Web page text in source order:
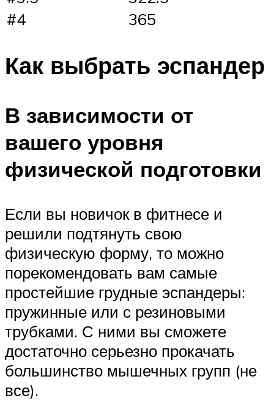
#4
365
Как выбрать эспандер
В зависимости от
вашего уровня
физической подготовки
Если вы новичок в фитнесе и
решили подтянуть свою
физическую форму, то можно
порекомендовать вам самые
простейшие грудные эспандеры:
пружинные или с резиновыми
трубками. С ними вы сможете
достаточно серьезно прокачать
большинство мышечных групп (не
все).